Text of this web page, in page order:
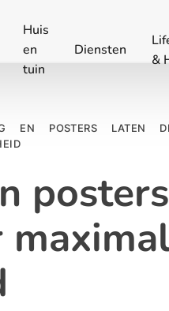
Huis
en
tuin
Diensten
&
EN POSTERS LATEN